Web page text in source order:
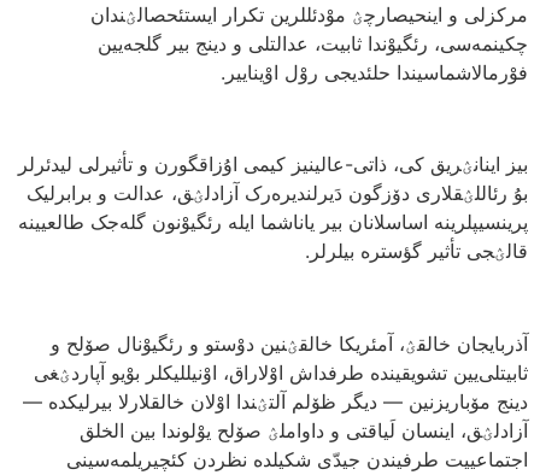
مرکزلی و اینحیصارچؽ موْدئللرین تکرار ایستئحصالؽندان
چکینمه‌سی، رئگیوْندا ثابیت، عدالتلی و دینج بیر گلجه‌یین
فوْرمالاشماسیندا حلئدیجی روْل اوْیناییر.
بیز اینانؽریق کی، ذاتی-عالینیز کیمی اۇزاقگورن و تأثیرلی لیدئرلر
بۇ رئاللؽقلاری دۆزگون دَیرلندیره‌رک آزادلؽق، عدالت و برابرلیک
پرینسیپلرینه اساسلانان بیر یاناشما ایله رئگیوْنون گله‌جک طالعیینه
قالؽجی تأثیر گؤستره بیلرلر.
آذربایجان خالقؽ، آمئریکا خالقؽنین دوْستو و رئگیوْنال صۆلح و
ثابیتلی‌یین تشویقینده طرفداش اوْلاراق، اوْنیللیکلر بوْیو آپاردؽغی
دینج مۆباریزنین — دیگر ظۆلم آلتؽندا اوْلان خالقلارلا بیرلیکده —
آزادلؽق، اینسان لَیاقتی و داواملؽ صۆلح یوْلوندا بین الخلق
اجتماعییت طرفیندن جیدّی شکیلده نظردن کئچیریلمه‌سینی